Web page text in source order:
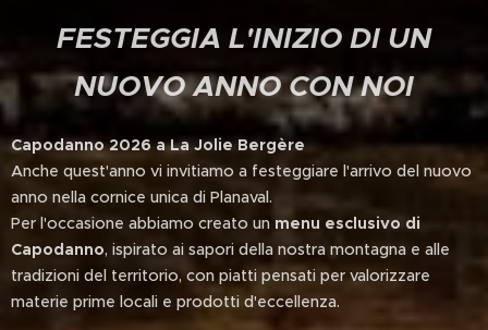
FESTEGGIA L'INIZIO DI UN
NUOVO ANNO CON NOI
Capodanno 2026 a La Jolie Bergère
Anche quest'anno vi invitiamo a festeggiare l'arrivo del nuovo
anno nella cornice unica di Planaval.
Per l'occasione abbiamo creato un menu esclusivo di
Capodanno, ispirato ai sapori della nostra montagna e alle
tradizioni del territorio, con piatti pensati per valorizzare
materie prime locali e prodotti d'eccellenza.